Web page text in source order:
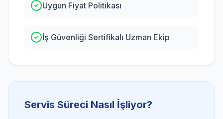
Uygun Fiyat Politikası
İş Güvenliği Sertifikalı Uzman Ekip
Servis Süreci Nasıl İşliyor?